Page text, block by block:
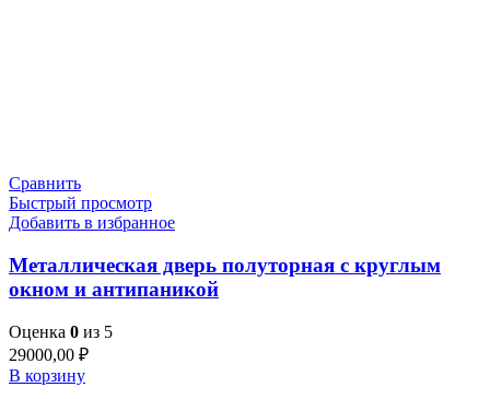
Сравнить
Быстрый просмотр
Добавить в избранное
Металлическая дверь полуторная с круглым
окном и антипаникой
Оценка 0 из 5
29000,00 ₽
В корзину